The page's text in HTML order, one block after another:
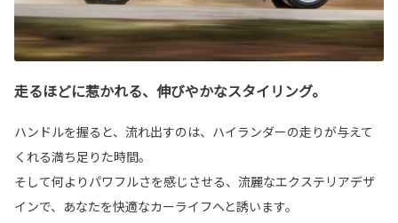
走るほどに惹かれる、伸びやかなスタイリング。
ハンドルを握ると、流れ出すのは、ハイランダーの走りが与えて
くれる満ち足りた時間。
そして何よりパワフルさを感じさせる、流麗なエクステリアデザ
インで、あなたを快適なカーライフへと誘います。